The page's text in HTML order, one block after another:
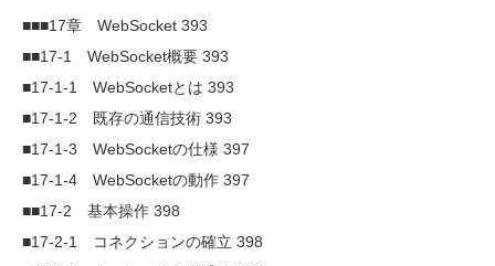
■■■17章 WebSocket 393
■■17-1 WebSocket概要 393
■17-1-1 WebSocketとは 393
■17-1-2 既存の通信技術 393
■17-1-3 WebSocketの仕様 397
■17-1-4 WebSocketの動作 397
■■17-2 基本操作 398
■17-2-1 コネクションの確立 398